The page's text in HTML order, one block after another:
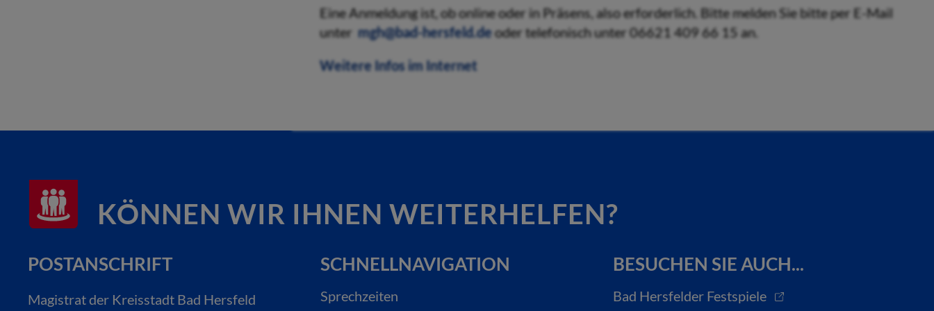
Eine Anmeldung ist, ob online oder in Präsens, also erforderlich. Bitte melden Sie bitte per E-Mail
untermgh@bad-hersfeld.deoder telefonisch unter 06621 409 66 15 an.
Weitere Infos im Internet
KÖNNEN WIR IHNEN WEITERHELFEN?
POSTANSCHRIFT
Magistrat der Kreisstadt Bad Hersfeld
SCHNELLNAVIGATION
Sprechzeiten
BESUCHEN SIE AUCH...
Bad Hersfelder Festspiele